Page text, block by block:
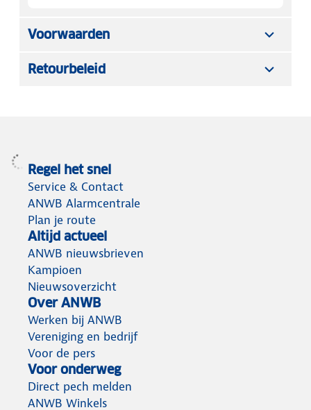
Voorwaarden
Retourbeleid
Regel het snel
Service & Contact
ANWB Alarmcentrale
Plan je route
Altijd actueel
ANWB nieuwsbrieven
Kampioen
Nieuwsoverzicht
Over ANWB
Werken bij ANWB
Vereniging en bedrijf
Voor de pers
Voor onderweg
Direct pech melden
ANWB Winkels